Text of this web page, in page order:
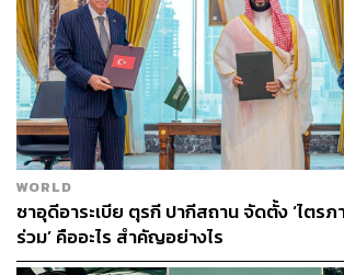
ภาพ:Aaron Favila / Reuters
อ้างอิง:
https://www.reuters.com/world/
-leaders-seek-strategy-ease-
5-08/
https://globalnation.inquirer.net/
it-in-cebu-10-heads-of-state-
end-envoy
WORLD
ซาอุดีอาระเบีย ตุรกี ปากีสถาน จัดตั้ง ‘ไตร
ร่วม’ คืออะไร สำคัญอย่างไร